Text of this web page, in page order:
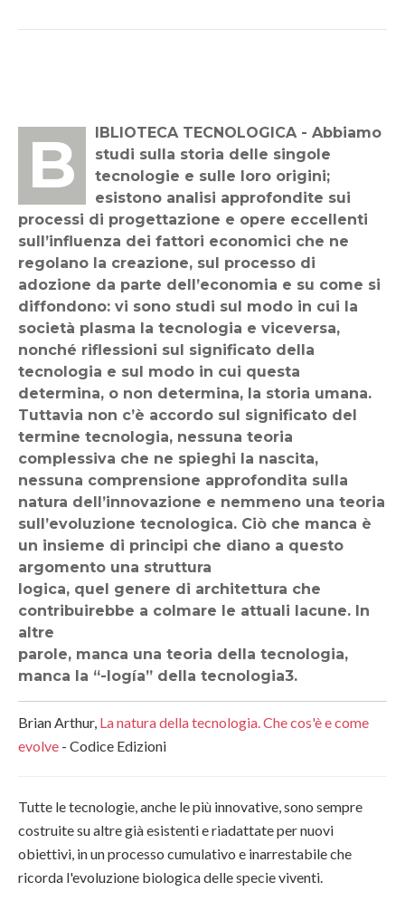
BIBLIOTECA TECNOLOGICA - Abbiamo
studi sulla storia delle singole
tecnologie e sulle loro origini;
esistono analisi approfondite sui
processi di progettazione e opere eccellenti
sull’influenza dei fattori economici che ne
regolano la creazione, sul processo di
adozione da parte dell’economia e su come si
diffondono: vi sono studi sul modo in cui la
società plasma la tecnologia e viceversa,
nonché riflessioni sul significato della
tecnologia e sul modo in cui questa
determina, o non determina, la storia umana.
Tuttavia non c’è accordo sul significato del
termine tecnologia, nessuna teoria
complessiva che ne spieghi la nascita,
nessuna comprensione approfondita sulla
natura dell’innovazione e nemmeno una teoria
sull’evoluzione tecnologica. Ciò che manca è
un insieme di principi che diano a questo
argomento una struttura
logica, quel genere di architettura che
contribuirebbe a colmare le attuali lacune. In
altre
parole, manca una teoria della tecnologia,
manca la “-logía” della tecnologia3.
Brian Arthur, La natura della tecnologia. Che cos'è e come
evolve - Codice Edizioni
Tutte le tecnologie, anche le più innovative, sono sempre
costruite su altre già esistenti e riadattate per nuovi
obiettivi, in un processo cumulativo e inarrestabile che
ricorda l'evoluzione biologica delle specie viventi.